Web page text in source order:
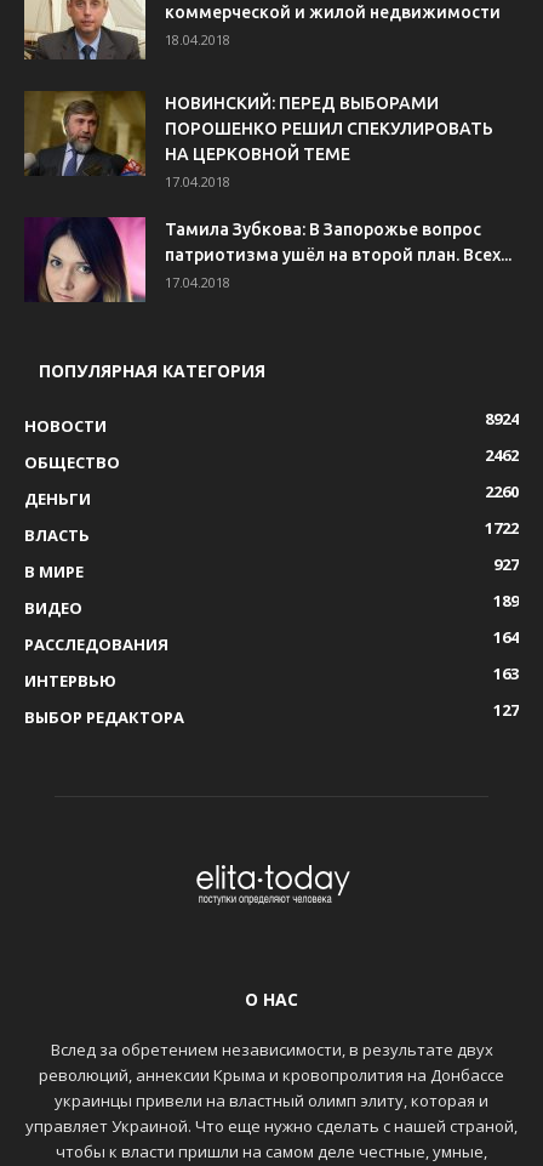
коммерческой и жилой недвижимости
18.04.2018
НОВИНСКИЙ: ПЕРЕД ВЫБОРАМИ
ПОРОШЕНКО РЕШИЛ СПЕКУЛИРОВАТЬ
НА ЦЕРКОВНОЙ ТЕМЕ
17.04.2018
Тамила Зубкова: В Запорожье вопрос
патриотизма ушёл на второй план. Всех...
17.04.2018
ПОПУЛЯРНАЯ КАТЕГОРИЯ
НОВОСТИ
8924
ОБЩЕСТВО
2462
ДЕНЬГИ
2260
ВЛАСТЬ
1722
В МИРЕ
927
ВИДЕО
189
РАССЛЕДОВАНИЯ
164
ИНТЕРВЬЮ
163
ВЫБОР РЕДАКТОРА
127
О НАС
Вслед за обретением независимости, в результате двух
революций, аннексии Крыма и кровопролития на Донбассе
украинцы привели на властный олимп элиту, которая и
управляет Украиной. Что еще нужно сделать с нашей страной,
чтобы к власти пришли на самом деле честные, умные,